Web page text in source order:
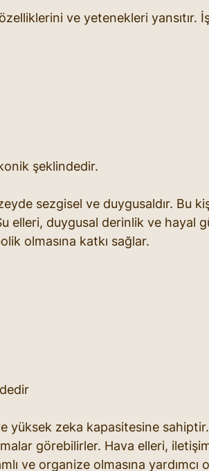
ve yetenekleri yansıtır.
şeklindedir.
sezgisel ve duygusaldır. Bu
elleri, duygusal derinlik ve hayal
olmasına katkı sağlar.
yüksek zeka kapasitesine
görebilirler. Hava elleri,
ve organize olmasına yardımcı